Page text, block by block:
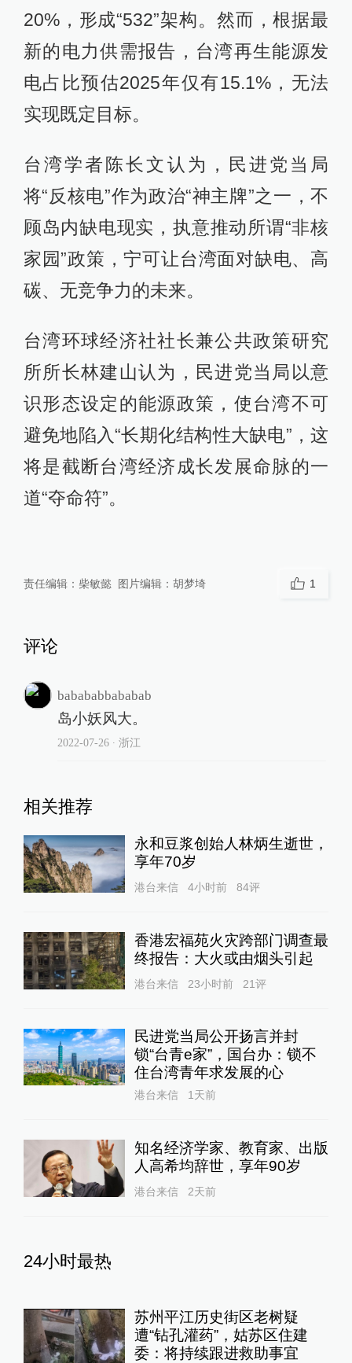
20%，形成“532”架构。然而，根据最
新的电力供需报告，台湾再生能源发
电占比预估2025年仅有15.1%，无法
实现既定目标。
台湾学者陈长文认为，民进党当局
将“反核电”作为政治“神主牌”之一，不
顾岛内缺电现实，执意推动所谓“非核
家园”政策，宁可让台湾面对缺电、高
碳、无竞争力的未来。
台湾环球经济社社长兼公共政策研究
所所长林建山认为，民进党当局以意
识形态设定的能源政策，使台湾不可
避免地陷入“长期化结构性大缺电”，这
将是截断台湾经济成长发展命脉的一
道“夺命符”。
责任编辑： 柴敏懿 图片编辑： 胡梦埼 1
评论
babababbababab
岛小妖风大。
2022-07-26∙ 浙江
相关推荐
永和豆浆创始人林炳生逝世，
享年70岁
港台来信 4小时前 84评
香港宏福苑火灾跨部门调查最
终报告：大火或由烟头引起
港台来信 23小时前 21评
民进党当局公开扬言并封
锁“台青e家”，国台办：锁不
住台湾青年求发展的心
港台来信 1天前
知名经济学家、教育家、出版
人高希均辞世，享年90岁
港台来信 2天前
24小时最热
苏州平江历史街区老树疑
遭“钻孔灌药”，姑苏区住建
委：将持续跟进救助事宜